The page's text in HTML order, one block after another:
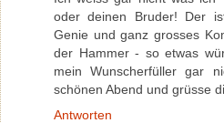
oder deinen Bruder! Der
Genie und ganz grosses
der Hammer - so etwas
mein Wunscherfüller gar
schönen Abend und grüsse
Antworten